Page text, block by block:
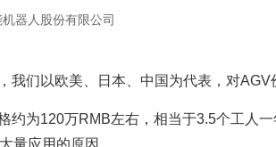
器人股份有限公司
我们以欧美、日本、中国为代表，对AGV
约为120万RMB左右，相当于3.5个工人